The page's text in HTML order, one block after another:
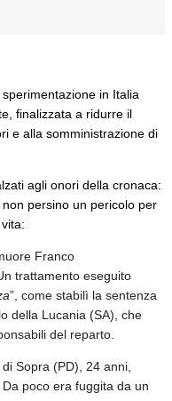
in Italia
finalizzata a ridurre il
e alla somministrazione di
agli onori della cronaca:
persino un pericolo per
Franco
trattamento eseguito
”, come stabilì la sentenza
della Lucania (SA), che
del reparto.
Sopra (PD), 24 anni,
poco era fuggita da un